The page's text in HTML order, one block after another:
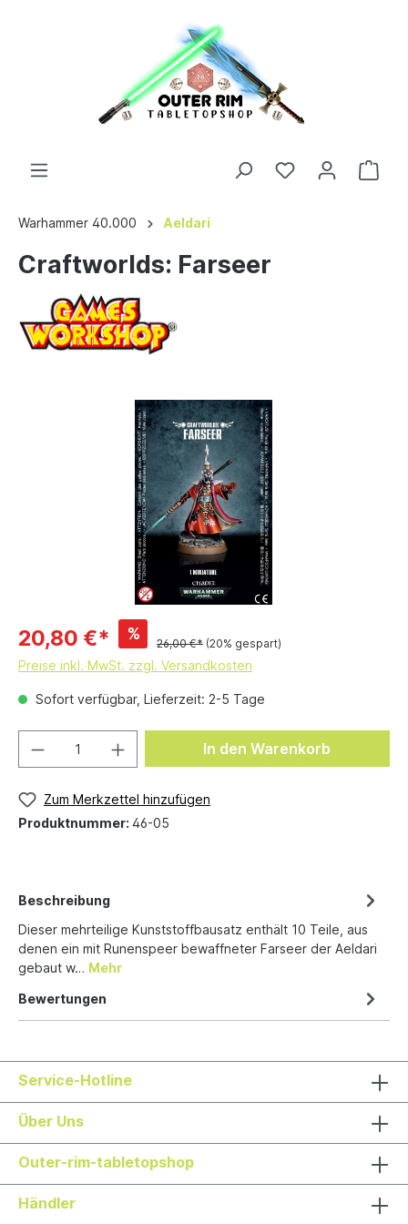
Warhammer 40.000 Aeldari
Craftworlds: Farseer
20,80 €* %
26,00 €* (20% gespart)
Preise inkl. MwSt. zzgl. Versandkosten
Sofort verfügbar, Lieferzeit: 2-5 Tage
In den Warenkorb
Zum Merkzettel hinzufügen
Produktnummer: 46-05
Beschreibung
Dieser mehrteilige Kunststoffbausatz enthält 10 Teile, aus
denen ein mit Runenspeer bewaffneter Farseer der Aeldari
gebaut w… Mehr
Bewertungen
Service-Hotline
Über Uns
Outer-rim-tabletopshop
Händler